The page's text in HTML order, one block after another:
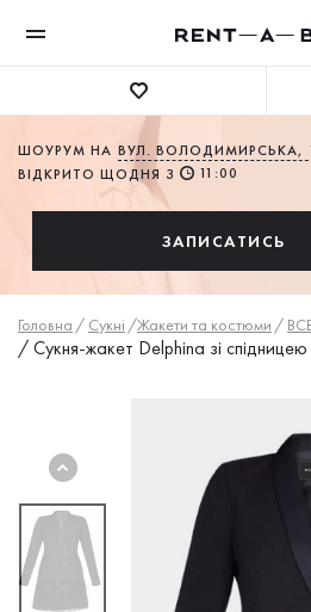
ШОУРУМ НА ВУЛ. ВОЛОДИМИРСЬКА,
ВІДКРИТО ЩОДНЯ З
11:00
ЗАПИСАТИСЬ
Головна / Сукнi /Жакети та костюми /
/Сукня-жакет Delphina зі спідницею